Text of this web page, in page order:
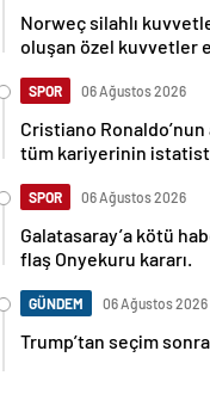
Norweç silahlı
oluşan özel kuvvetler
SPOR 06 Ağustos 2026
Cristiano Ronaldo’nun
tüm kariyerinin
SPOR 06 Ağustos 2026
Galatasaray’a kötü
flaş Onyekuru kararı.
GÜNDEM 06 Ağustos 2026
Trump’tan seçim